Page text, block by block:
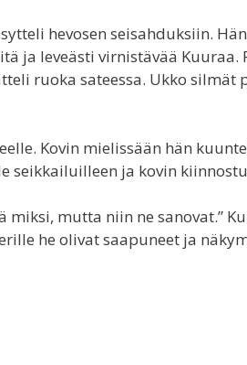
hevosen seisahduksiin.
ja leveästi virnistävää Kuuraa.
ruoka sateessa. Ukko silmät
Kovin mielissään hän
ja kovin
miksi, mutta niin ne sanovat.”
he olivat saapuneet ja